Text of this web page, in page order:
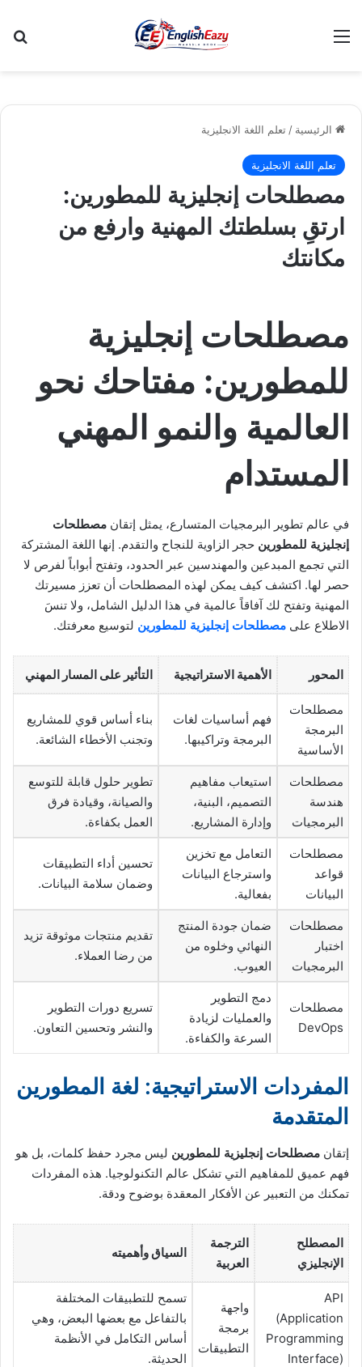
القائمة
الرئيسية / تعلم اللغة الانجليزية
تعلم اللغة الانجليزية
مصطلحات إنجليزية للمطورين:
ارتقِ بسلطتك المهنية وارفع من
مكانتك
مصطلحات إنجليزية
للمطورين: مفتاحك نحو
العالمية والنمو المهني
المستدام
في عالم تطوير البرمجيات المتسارع، يمثل إتقان مصطلحات
إنجليزية للمطورين حجر الزاوية للنجاح والتقدم. إنها اللغة المشتركة
التي تجمع المبدعين والمهندسين عبر الحدود، وتفتح أبواباً لفرص لا
حصر لها. اكتشف كيف يمكن لهذه المصطلحات أن تعزز مسيرتك
المهنية وتفتح لك آفاقاً عالمية في هذا الدليل الشامل، ولا تنسَ
الاطلاع على مصطلحات إنجليزية للمطورين لتوسيع معرفتك.
المحور الأهمية الاستراتيجية التأثير على المسار المهني
مصطلحات
البرمجة
الأساسية
فهم أساسيات لغات
البرمجة وتراكيبها.
بناء أساس قوي للمشاريع
وتجنب الأخطاء الشائعة.
مصطلحات
هندسة
البرمجيات
استيعاب مفاهيم
التصميم، البنية،
وإدارة المشاريع.
تطوير حلول قابلة للتوسع
والصيانة، وقيادة فرق
العمل بكفاءة.
مصطلحات
قواعد
البيانات
التعامل مع تخزين
واسترجاع البيانات
بفعالية.
تحسين أداء التطبيقات
وضمان سلامة البيانات.
مصطلحات
اختبار
البرمجيات
ضمان جودة المنتج
النهائي وخلوه من
العيوب.
تقديم منتجات موثوقة تزيد
من رضا العملاء.
مصطلحات
DevOps
دمج التطوير
والعمليات لزيادة
السرعة والكفاءة.
تسريع دورات التطوير
والنشر وتحسين التعاون.
المفردات الاستراتيجية: لغة المطورين
المتقدمة
إتقان مصطلحات إنجليزية للمطورين ليس مجرد حفظ كلمات، بل هو
فهم عميق للمفاهيم التي تشكل عالم التكنولوجيا. هذه المفردات
تمكنك من التعبير عن الأفكار المعقدة بوضوح ودقة.
المصطلح
الإنجليزي
الترجمة
العربية
السياق وأهميته
API
(Application
Programming
Interface)
واجهة
برمجة
التطبيقات
تسمح للتطبيقات المختلفة
بالتفاعل مع بعضها البعض، وهي
أساس التكامل في الأنظمة
الحديثة.